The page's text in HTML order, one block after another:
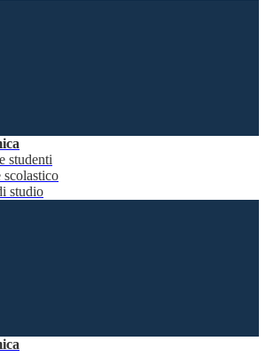
studenti
scolastico
studio